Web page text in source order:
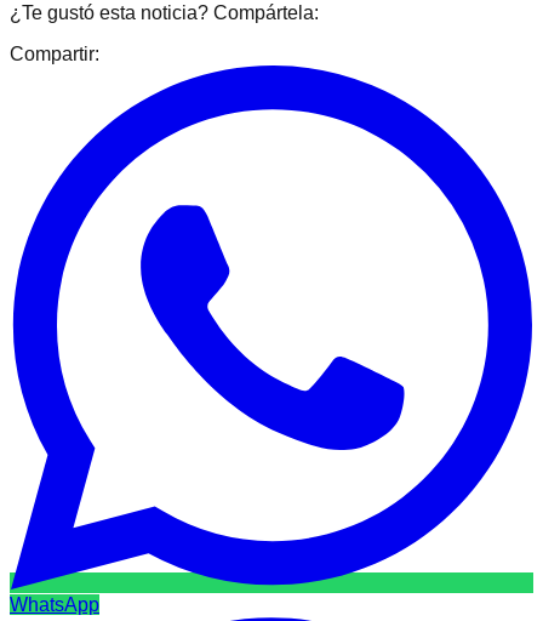
¿Te gustó esta noticia? Compártela:
Compartir:
WhatsApp